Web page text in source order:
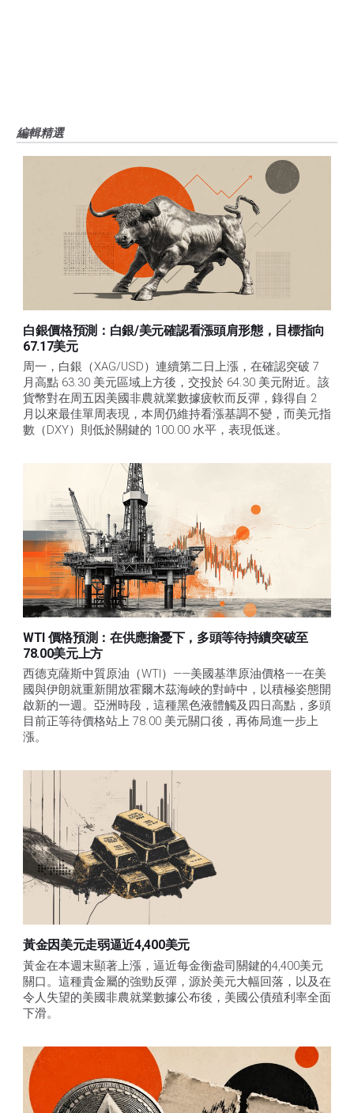
編輯精選
白銀價格預測：白銀/美元確認看漲頭肩形態，目標指向
67.17美元
周一，白銀（XAG/USD）連續第二日上漲，在確認突破 7
月高點 63.30 美元區域上方後，交投於 64.30 美元附近。該
貨幣對在周五因美國非農就業數據疲軟而反彈，錄得自 2
月以來最佳單周表現，本周仍維持看漲基調不變，而美元指
數（DXY）則低於關鍵的 100.00 水平，表現低迷。
WTI 價格預測：在供應擔憂下，多頭等待持續突破至
78.00美元上方
西德克薩斯中質原油（WTI）——美國基準原油價格——在美
國與伊朗就重新開放霍爾木茲海峽的對峙中，以積極姿態開
啟新的一週。亞洲時段，這種黑色液體觸及四日高點，多頭
目前正等待價格站上 78.00 美元關口後，再佈局進一步上
漲。
黃金因美元走弱逼近4,400美元
黃金在本週末顯著上漲，逼近每金衡盎司關鍵的4,400美元
關口。這種貴金屬的強勁反彈，源於美元大幅回落，以及在
令人失望的美國非農就業數據公布後，美國公債殖利率全面
下滑。